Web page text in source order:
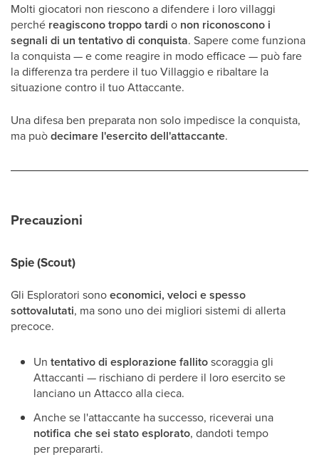
Molti giocatori non riescono a difendere i loro villaggi
perché reagiscono troppo tardi o non riconoscono i
segnali di un tentativo di conquista. Sapere come funziona
la conquista — e come reagire in modo efficace — può fare
la differenza tra perdere il tuo Villaggio e ribaltare la
situazione contro il tuo Attaccante.
Una difesa ben preparata non solo impedisce la conquista,
ma puòdecimare l'esercito dell'attaccante.
Precauzioni
Spie (Scout)
Gli Esploratori sonoeconomici, veloci e spesso
sottovalutati, ma sono uno dei migliori sistemi di allerta
precoce.
Un tentativo di esplorazione fallitoscoraggia gli
Attaccanti — rischiano di perdere il loro esercito se
lanciano un Attacco alla cieca.
Anche se l'attaccante ha successo, riceverai una
notifica che sei stato esplorato, dandoti tempo
per prepararti.